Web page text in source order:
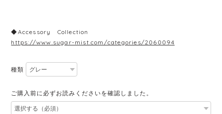
◆Accessory Collection
https://www.sugar-mist.com/categories/2060094
種類
ご購入前に必ずお読みくださいを確認しました。